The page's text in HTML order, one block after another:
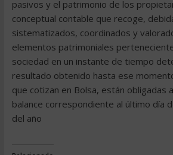
pasivos y el patrimonio de los
conceptual contable que recoge,
sistematizados, coordinados y
elementos patrimoniales
sociedad en un instante de tiempo
resultado obtenido hasta ese
que cotizan en Bolsa, están obligadas
balance correspondiente al último día
del año